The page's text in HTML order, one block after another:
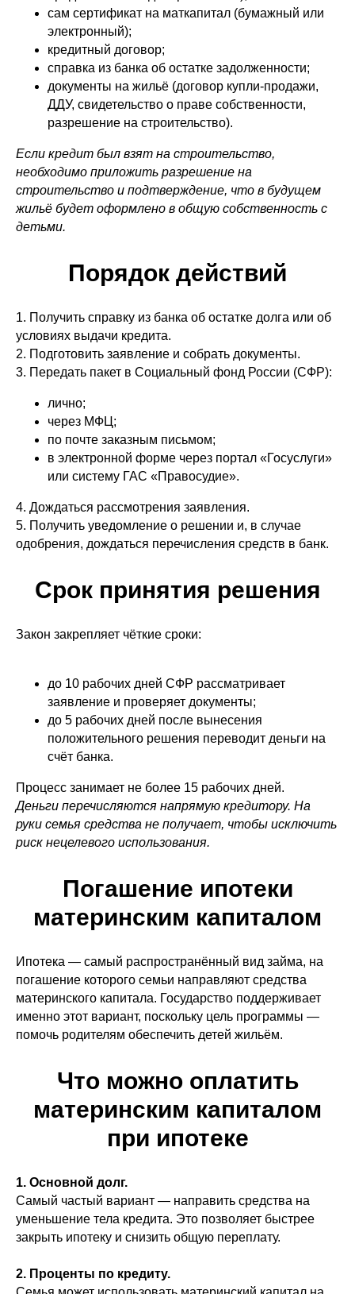
сам сертификат на маткапитал (бумажный или
электронный);
кредитный договор;
справка из банка об остатке задолженности;
документы на жильё (договор купли-продажи,
ДДУ, свидетельство о праве собственности,
разрешение на строительство).
Если кредит был взят на строительство,
необходимо приложить разрешение на
строительство и подтверждение, что в будущем
жильё будет оформлено в общую собственность с
детьми.
Порядок действий
1. Получить справку из банка об остатке долга или об
условиях выдачи кредита.
2. Подготовить заявление и собрать документы.
3. Передать пакет в Социальный фонд России (СФР):
лично;
через МФЦ;
по почте заказным письмом;
в электронной форме через портал «Госуслуги»
или систему ГАС «Правосудие».
4. Дождаться рассмотрения заявления.
5. Получить уведомление о решении и, в случае
одобрения, дождаться перечисления средств в банк.
Срок принятия решения
Закон закрепляет чёткие сроки:
до 10 рабочих дней СФР рассматривает
заявление и проверяет документы;
до 5 рабочих дней после вынесения
положительного решения переводит деньги на
счёт банка.
Процесс занимает не более 15 рабочих дней.
Деньги перечисляются напрямую кредитору. На
руки семья средства не получает, чтобы исключить
риск нецелевого использования.
Погашение ипотеки
материнским капиталом
Ипотека — самый распространённый вид займа, на
погашение которого семьи направляют средства
материнского капитала. Государство поддерживает
именно этот вариант, поскольку цель программы —
помочь родителям обеспечить детей жильём.
Что можно оплатить
материнским капиталом
при ипотеке
1. Основной долг.
Самый частый вариант — направить средства на
уменьшение тела кредита. Это позволяет быстрее
закрыть ипотеку и снизить общую переплату.
2. Проценты по кредиту.